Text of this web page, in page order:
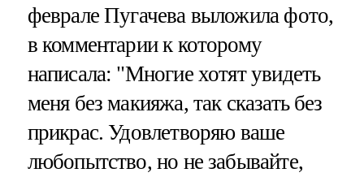
феврале Пугачева выложила фото,
в комментарии к которому
написала: "Многие хотят увидеть
меня без макияжа, так сказать без
прикрас. Удовлетворяю ваше
любопытство, но не забывайте,